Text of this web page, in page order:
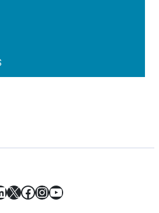
X Facebook
Instagram
YouTube